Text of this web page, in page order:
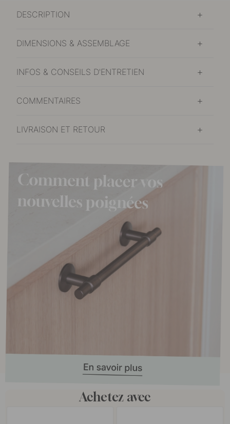
DESCRIPTION
DIMENSIONS & ASSEMBLAGE
INFOS & CONSEILS D'ENTRETIEN
COMMENTAIRES
LIVRAISON ET RETOUR
Achetez avec